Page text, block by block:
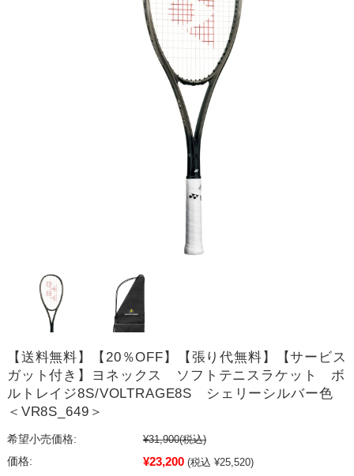
【送料無料】【20％OFF】【張り代無料】【サービス
ガット付き】ヨネックス ソフトテニスラケット ボ
ルトレイジ8S/VOLTRAGE8S シェリーシルバー色
＜VR8S_649＞
希望小売価格: ¥31,900(税込)
価格:
¥23,200 (税込 ¥25,520)